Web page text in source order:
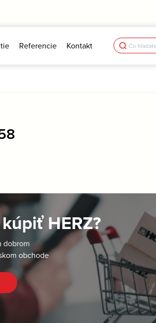
Referencie Kontakt Search
for:
HERZ?
dobrom
obchode